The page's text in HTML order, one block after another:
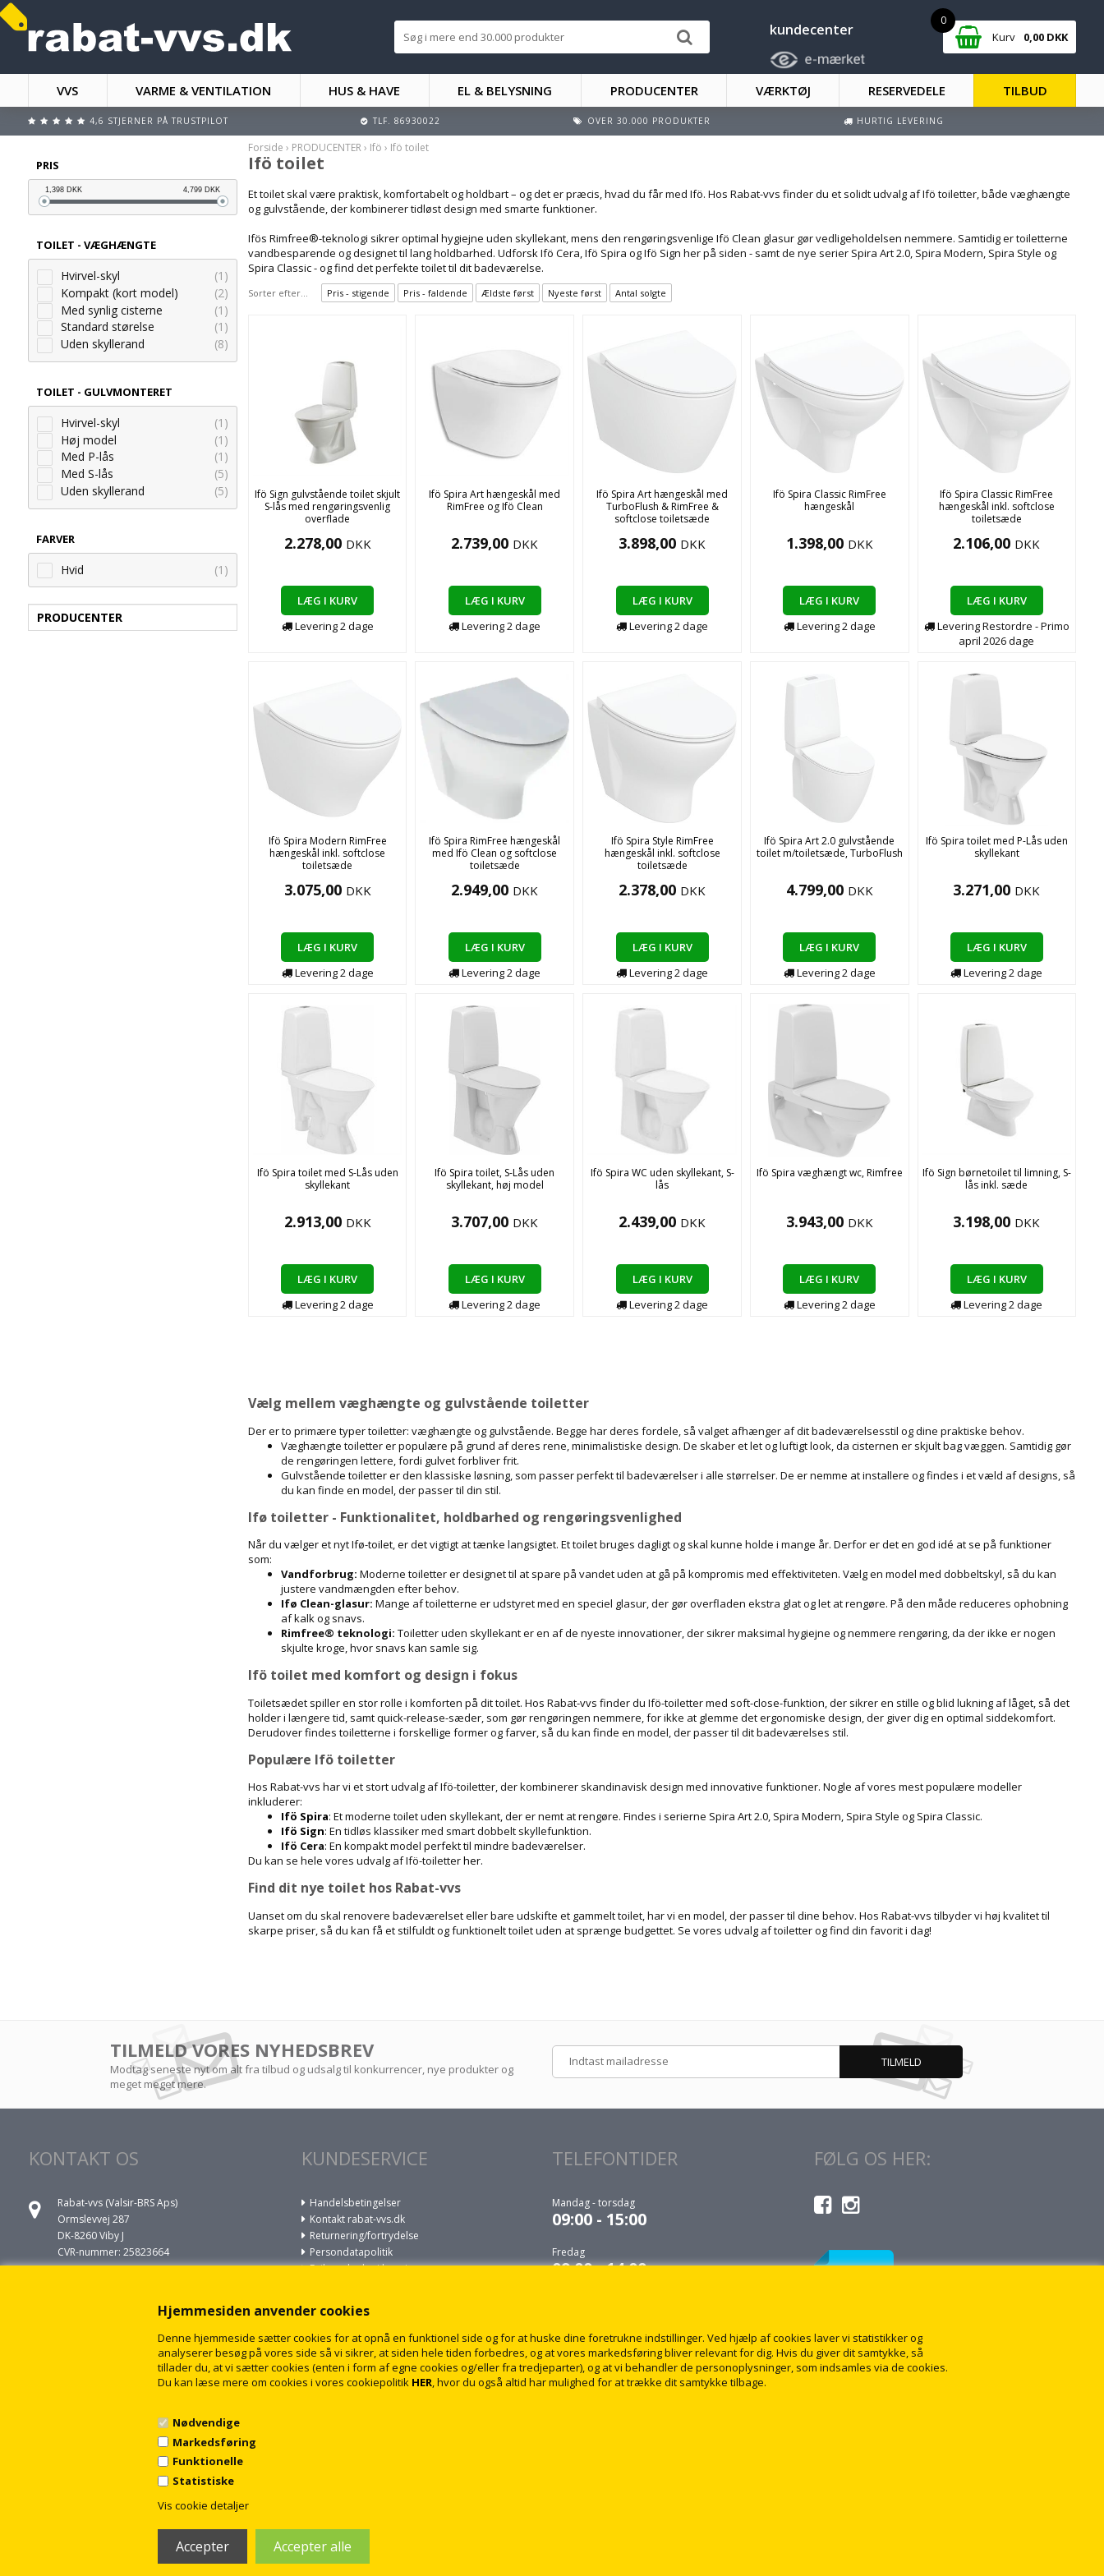
Hjemmesiden anvender cookies
Denne hjemmeside sætter cookies for at opnå en funktionel side og for at huske dine foretrukne indstillinger. Ved hjælp af cookies laver vi statistikker og
analyserer besøg på vores side så vi sikrer, at siden hele tiden forbedres, og at vores markedsføring bliver relevant for dig. Hvis du giver dit samtykke, så
tillader du, at vi sætter cookies (enten i form af egne cookies og/eller fra tredjeparter), og at vi behandler de personoplysninger, som indsamles via de cookies.
Du kan læse mere om cookies i vores cookiepolitik HER, hvor du også altid har mulighed for at trække dit samtykke tilbage.
Nødvendige
Markedsføring
Funktionelle
Statistiske
Vis cookie detaljer
kundecenter
0
Kurv 0,00 DKK
VVS VARME & VENTILATION HUS & HAVE EL & BELYSNING PRODUCENTER VÆRKTØJ RESERVEDELE TILBUD
4,6 STJERNER PÅ TRUSTPILOT TLF. 86930022 OVER 30.000 PRODUKTER HURTIG LEVERING
PRIS
1,398DKK 4,799DKK
TOILET - VÆGHÆNGTE
Hvirvel-skyl
(1)
Kompakt (kort model)
(2)
Med synlig cisterne
(1)
Standard størelse
(1)
Uden skyllerand
(8)
TOILET - GULVMONTERET
Hvirvel-skyl
(1)
Høj model
(1)
Med P-lås
(1)
Med S-lås
(5)
Uden skyllerand
(5)
FARVER
Hvid (1)
PRODUCENTER
Forside › PRODUCENTER› Ifö › Ifö toilet
Ifö toilet
Et toilet skal være praktisk, komfortabelt og holdbart – og det er præcis, hvad du får med Ifö. Hos Rabat-vvs finder du et solidt udvalg af Ifö toiletter, både væghængte
og gulvstående, der kombinerer tidløst design med smarte funktioner.
Ifös Rimfree®-teknologi sikrer optimal hygiejne uden skyllekant, mens den rengøringsvenlige Ifö Clean glasur gør vedligeholdelsen nemmere. Samtidig er toiletterne
vandbesparende og designet til lang holdbarhed. Udforsk Ifö Cera, Ifö Spira og Ifö Sign her på siden - samt de nye serier Spira Art 2.0, Spira Modern, Spira Style og
Spira Classic - og find det perfekte toilet til dit badeværelse.
Sorter efter... Pris - stigende Pris - faldende Ældste først Nyeste først Antal solgte
Ifö Sign gulvstående toilet skjult
S-lås med rengøringsvenlig
overflade
2.278,00 DKK
LÆG I KURV
Levering2dage
Ifö Spira Art hængeskål med
RimFree og Ifö Clean
2.739,00 DKK
LÆG I KURV
Levering2dage
Ifö Spira Art hængeskål med
TurboFlush & RimFree &
softclose toiletsæde
3.898,00 DKK
LÆG I KURV
Levering2dage
Ifö Spira Classic RimFree
hængeskål
1.398,00 DKK
LÆG I KURV
Levering2dage
Ifö Spira Classic RimFree
hængeskål inkl. softclose
toiletsæde
2.106,00 DKK
LÆG I KURV
LeveringRestordre - Primo
april 2026dage
Ifö Spira Modern RimFree
hængeskål inkl. softclose
toiletsæde
3.075,00 DKK
LÆG I KURV
Levering2dage
Ifö Spira RimFree hængeskål
med Ifö Clean og softclose
toiletsæde
2.949,00 DKK
LÆG I KURV
Levering2dage
Ifö Spira Style RimFree
hængeskål inkl. softclose
toiletsæde
2.378,00 DKK
LÆG I KURV
Levering2dage
Ifö Spira Art 2.0 gulvstående
toilet m/toiletsæde, TurboFlush
4.799,00 DKK
LÆG I KURV
Levering2dage
Ifö Spira toilet med P-Lås uden
skyllekant
3.271,00 DKK
LÆG I KURV
Levering2dage
Ifö Spira toilet med S-Lås uden
skyllekant
2.913,00 DKK
LÆG I KURV
Levering2dage
Ifö Spira toilet, S-Lås uden
skyllekant, høj model
3.707,00 DKK
LÆG I KURV
Levering2dage
Ifö Spira WC uden skyllekant, S-
lås
2.439,00 DKK
LÆG I KURV
Levering2dage
Ifö Spira væghængt wc, Rimfree
3.943,00 DKK
LÆG I KURV
Levering2dage
Ifö Sign børnetoilet til limning, S-
lås inkl. sæde
3.198,00 DKK
LÆG I KURV
Levering2dage
Vælg mellem væghængte og gulvstående toiletter
Der er to primære typer toiletter: væghængte og gulvstående. Begge har deres fordele, så valget afhænger af dit badeværelsesstil og dine praktiske behov.
Væghængte toiletter er populære på grund af deres rene, minimalistiske design. De skaber et let og luftigt look, da cisternen er skjult bag væggen. Samtidig gør
de rengøringen lettere, fordi gulvet forbliver frit.
Gulvstående toiletter er den klassiske løsning, som passer perfekt til badeværelser i alle størrelser. De er nemme at installere og findes i et væld af designs, så
du kan finde en model, der passer til din stil.
Ifø toiletter - Funktionalitet, holdbarhed og rengøringsvenlighed
Når du vælger et nyt Ifø-toilet, er det vigtigt at tænke langsigtet. Et toilet bruges dagligt og skal kunne holde i mange år. Derfor er det en god idé at se på funktioner
som:
Vandforbrug: Moderne toiletter er designet til at spare på vandet uden at gå på kompromis med effektiviteten. Vælg en model med dobbeltskyl, så du kan
justere vandmængden efter behov.
Ifø Clean-glasur: Mange af toiletterne er udstyret med en speciel glasur, der gør overfladen ekstra glat og let at rengøre. På den måde reduceres ophobning
af kalk og snavs.
Rimfree® teknologi: Toiletter uden skyllekant er en af de nyeste innovationer, der sikrer maksimal hygiejne og nemmere rengøring, da der ikke er nogen
skjulte kroge, hvor snavs kan samle sig.
Ifö toilet med komfort og design i fokus
Toiletsædet spiller en stor rolle i komforten på dit toilet. Hos Rabat-vvs finder du Ifö-toiletter med soft-close-funktion, der sikrer en stille og blid lukning af låget, så det
holder i længere tid, samt quick-release-sæder, som gør rengøringen nemmere, for ikke at glemme det ergonomiske design, der giver dig en optimal siddekomfort.
Derudover findes toiletterne i forskellige former og farver, så du kan finde en model, der passer til dit badeværelses stil.
Populære Ifö toiletter
Hos Rabat-vvs har vi et stort udvalg af Ifö-toiletter, der kombinerer skandinavisk design med innovative funktioner. Nogle af vores mest populære modeller
inkluderer:
Ifö Spira: Et moderne toilet uden skyllekant, der er nemt at rengøre. Findes i serierne Spira Art 2.0, Spira Modern, Spira Style og Spira Classic.
Ifö Sign: En tidløs klassiker med smart dobbelt skyllefunktion.
Ifö Cera: En kompakt model perfekt til mindre badeværelser.
Du kan se hele vores udvalg af Ifö-toiletterher.
Find dit nye toilet hos Rabat-vvs
Uanset om du skal renovere badeværelset eller bare udskifte et gammelt toilet, har vi en model, der passer til dine behov. Hos Rabat-vvs tilbyder vi høj kvalitet til
skarpe priser, så du kan få et stilfuldt og funktionelt toilet uden at sprænge budgettet. Se vores udvalg af toiletter og find din favorit i dag!
TILMELD VORES NYHEDSBREV
Modtag seneste nyt om alt fra tilbud og udsalg til konkurrencer, nye produkter og
meget meget mere.
KONTAKT OS
Rabat-vvs (Valsir-BRS Aps)
Ormslevvej 287
DK-8260 Viby J
CVR-nummer: 25823664
+45 86930022
salg@rabat-vvs.dk
KUNDESERVICE
Handelsbetingelser
Kontakt rabat-vvs.dk
Returnering/fortrydelse
Persondatapolitik
Fejl og skader i levering
Om rabat-vvs.dk
Sitemap
TELEFONTIDER
Mandag - torsdag
09:00 - 15:00
Fredag
09:00 - 14:00
FØLG OS HER: